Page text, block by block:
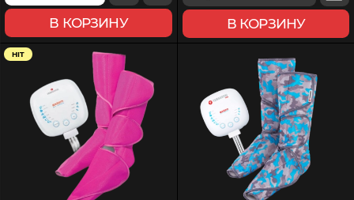
В КОРЗИНУ В КОРЗИНУ
HIT